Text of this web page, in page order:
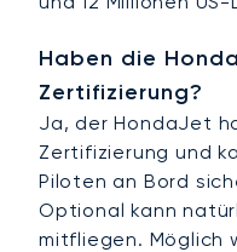
Haben die
Zertifizierung?
Ja, der HondaJet
Zertifizierung und
Piloten an Bord
Optional kann
mitfliegen. Möglich